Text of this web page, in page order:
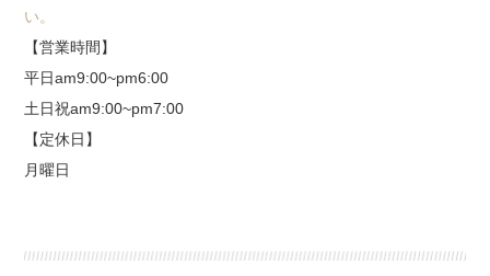
い。
【営業時間】
平日am9:00~pm6:00
土日祝am9:00~pm7:00
【定休日】
月曜日